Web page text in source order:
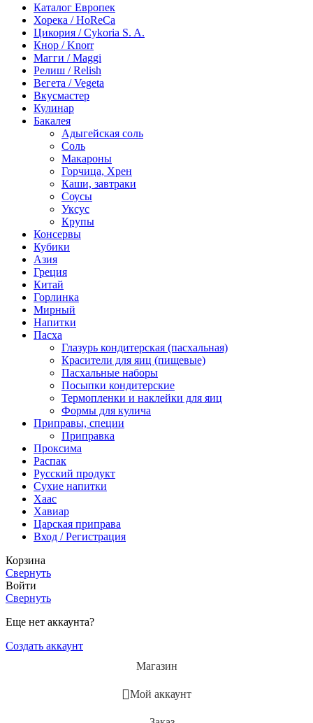
Каталог Европек
Хорека / HoReCa
Цикория / Cykoria S. A.
Кнор / Knorr
Магги / Maggi
Релиш / Relish
Вегета / Vegeta
Вкусмастер
Кулинар
Бакалея
Адыгейская соль
Соль
Макароны
Горчица, Хрен
Каши, завтраки
Соусы
Уксус
Крупы
Консервы
Кубики
Азия
Греция
Китай
Горлинка
Мирный
Напитки
Пасха
Глазурь кондитерская (пасхальная)
Красители для яиц (пищевые)
Пасхальные наборы
Посыпки кондитерские
Термопленки и наклейки для яиц
Формы для кулича
Приправы, специи
Приправка
Проксима
Распак
Русский продукт
Сухие напитки
Хаас
Хавиар
Царская приправа
Вход / Регистрация
Корзина
Свернуть
Войти
Свернуть
Еще нет аккаунта?
Создать аккаунт
Магазин
Мой аккаунт